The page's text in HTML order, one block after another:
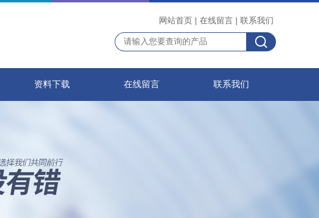
网站首页 | 在线留言 | 联系我们
资料下载 在线留言 联系我们